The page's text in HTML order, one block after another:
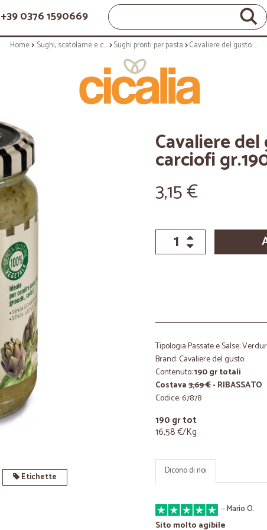
+39 0376 1590669
Home Sughi, scatolame e condimenti Sughi pronti per pasta Cavaliere del gusto condimento ai carciofi gr.190
Etichette
Cavaliere
carciofi
3,15 €
Tipologia Passate e Salse:
Brand: Cavaliere del gusto
Contenuto:190 gr totali
Costava3,69 €- RIBASSATO
Codice: 67878
190 gr tot
16,58 €/Kg
Dicono di noi
—Mario O.
Sito molto agibile